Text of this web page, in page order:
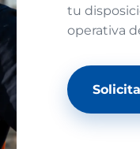
tu
operativa